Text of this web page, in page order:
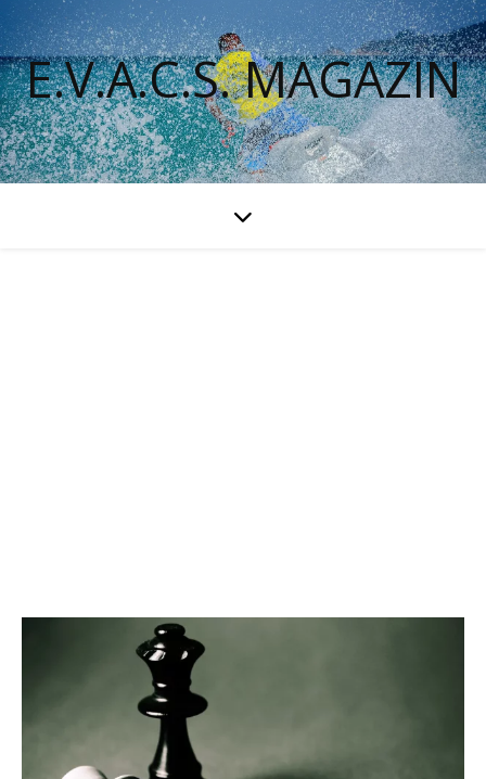
E.V.A.C.S. MAGAZIN